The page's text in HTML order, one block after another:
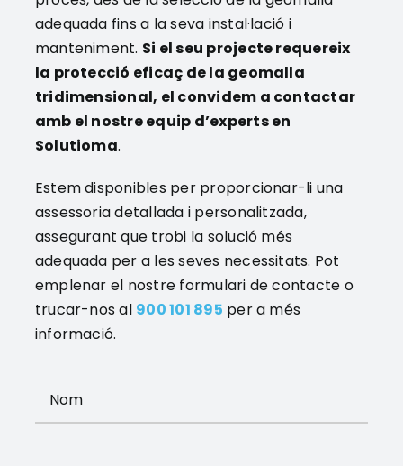
adequada fins a la seva instal·lació i
manteniment. Si el seu projecte requereix
la protecció eficaç de la geomalla
tridimensional, el convidem a contactar
amb el nostre equip d’experts en
Solutioma.
Estem disponibles per proporcionar-li una
assessoria detallada i personalitzada,
assegurant que trobi la solució més
adequada per a les seves necessitats. Pot
emplenar el nostre formulari de contacte o
trucar-nos al 900 101 895 per a més
informació.